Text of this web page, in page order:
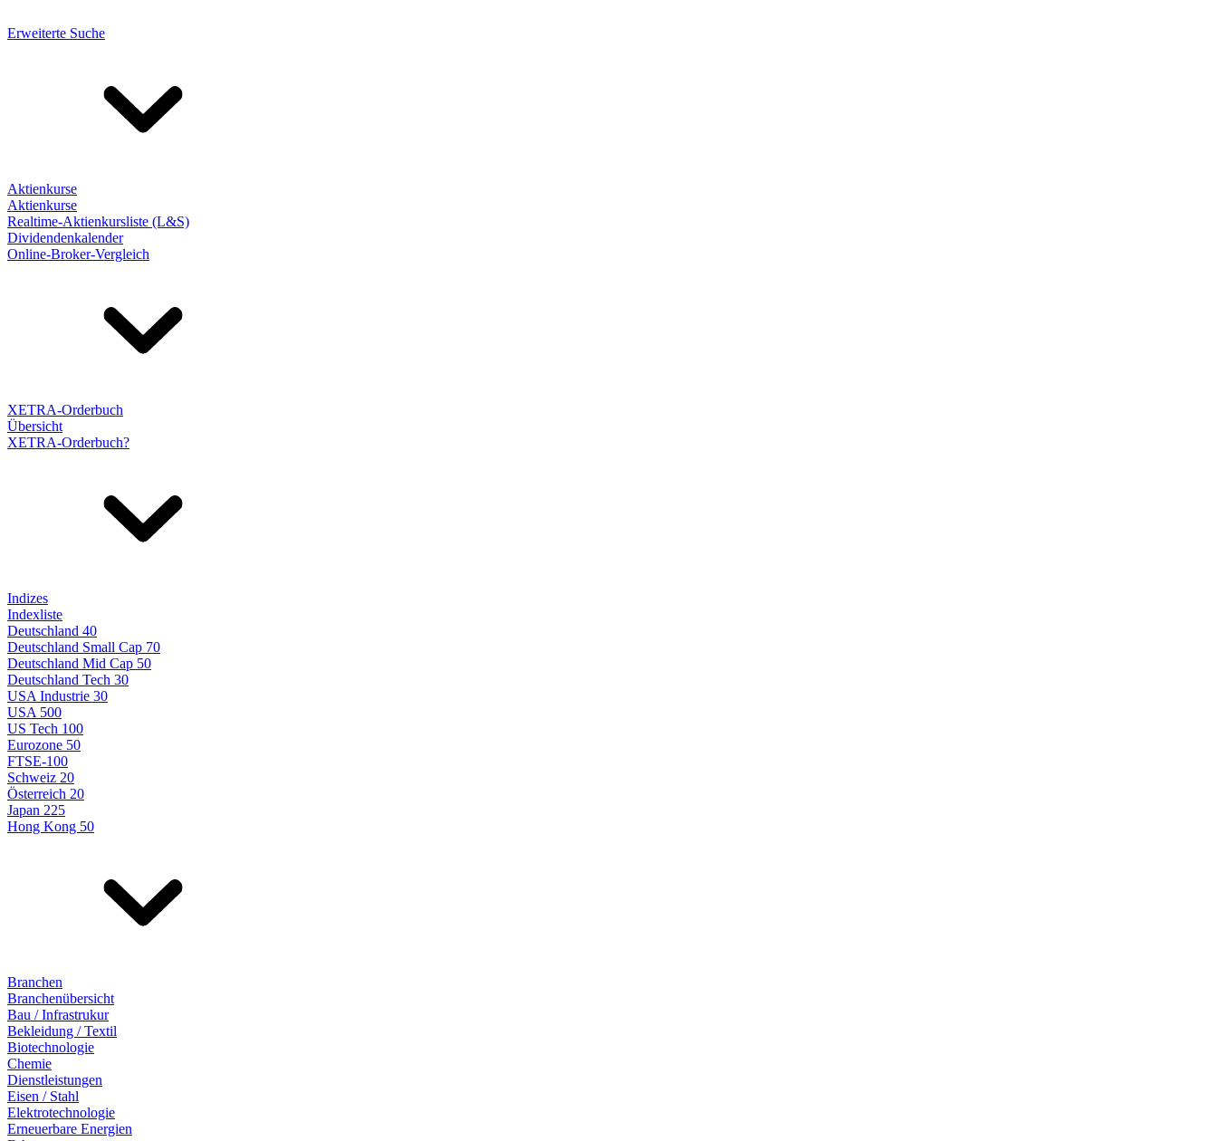
Erweiterte Suche
Aktienkurse
Aktienkurse
Realtime-Aktienkursliste (L&S)
Dividendenkalender
Online-Broker-Vergleich
XETRA-Orderbuch
Übersicht
XETRA-Orderbuch?
Indizes
Indexliste
Deutschland 40
Deutschland Small Cap 70
Deutschland Mid Cap 50
Deutschland Tech 30
USA Industrie 30
USA 500
US Tech 100
Eurozone 50
FTSE-100
Schweiz 20
Österreich 20
Japan 225
Hong Kong 50
Branchen
Branchenübersicht
Bau / Infrastrukur
Bekleidung / Textil
Biotechnologie
Chemie
Dienstleistungen
Eisen / Stahl
Elektrotechnologie
Erneuerbare Energien